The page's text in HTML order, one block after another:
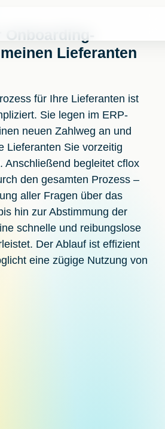
Lieferanten
für Ihre Lieferanten ist
Sie legen im ERP-
neuen Zahlweg an und
Lieferanten Sie vorzeitig
Anschließend begleitet cflox
den gesamten Prozess –
aller Fragen über das
hin zur Abstimmung der
schnelle und reibungslose
Der Ablauf ist effizient
eine zügige Nutzung von